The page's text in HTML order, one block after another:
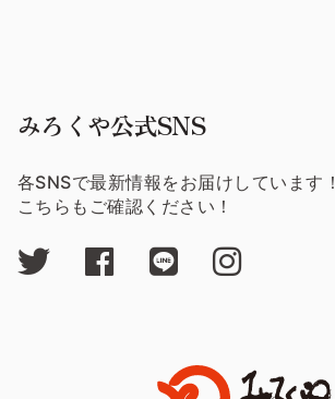
みろくや公式SNS
各SNSで最新情報をお届けしています！
こちらもご確認ください！